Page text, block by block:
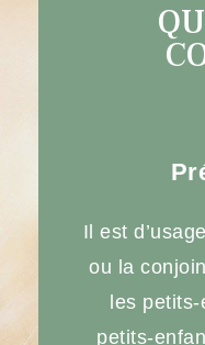
Il est
ou la
les
petits-